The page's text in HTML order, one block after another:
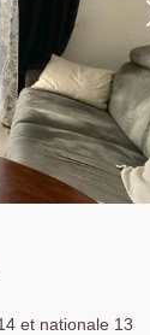
et nationale 13